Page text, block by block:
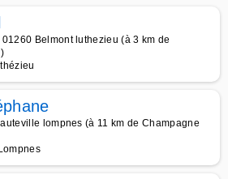
Belmont luthezieu (à 3 km de
lompnes (à 11 km de Champagne